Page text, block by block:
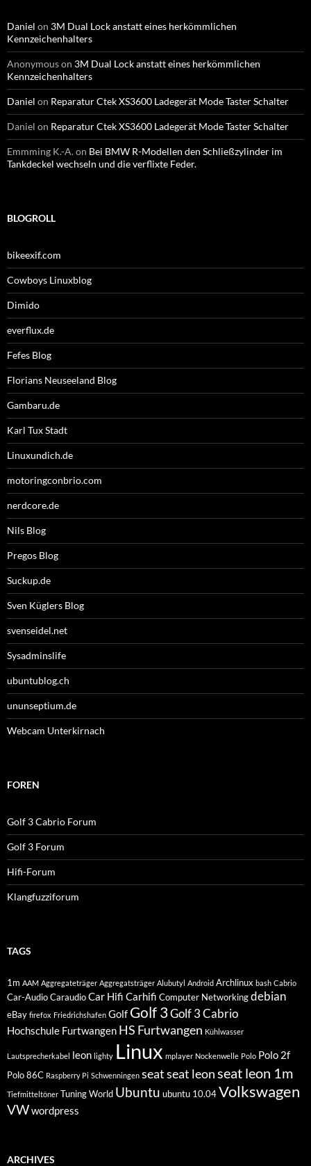
Daniel on 3M Dual Lock anstatt eines herkömmlichen
Kennzeichenhalters
Anonymouson 3M Dual Lock anstatt eines herkömmlichen
Kennzeichenhalters
Daniel on Reparatur Ctek XS3600 Ladegerät Mode Taster Schalter
Daniel on Reparatur Ctek XS3600 Ladegerät Mode Taster Schalter
Emmming K.-A.on Bei BMW R-Modellen den Schließzylinder im
Tankdeckel wechseln und die verflixte Feder.
BLOGROLL
bikeexif.com
Cowboys Linuxblog
Dimido
everflux.de
Fefes Blog
Florians Neuseeland Blog
Gambaru.de
Karl Tux Stadt
Linuxundich.de
motoringconbrio.com
nerdcore.de
Nils Blog
Pregos Blog
Suckup.de
Sven Küglers Blog
svenseidel.net
Sysadminslife
ubuntublog.ch
ununseptium.de
Webcam Unterkirnach
FOREN
Golf 3 Cabrio Forum
Golf 3 Forum
Hifi-Forum
Klangfuzziforum
TAGS
1m AAM Aggregateträger Aggregatsträger Alubutyl Android Archlinux bash Cabrio
Car-AudioCaraudioCar Hifi Carhifi Computer Networkingdebian
eBay firefox Friedrichshafen Golf Golf 3Golf 3 Cabrio
Hochschule Furtwangen HS Furtwangen Kühlwasser
Lautsprecherkabel leon lighty Linux mplayer Nockenwelle Polo Polo 2f
Polo 86C Raspberry Pi Schwenningen seatseat leonseat leon 1m
Tiefmitteltöner Tuning World Ubuntu ubuntu 10.04Volkswagen
VWwordpress
ARCHIVES